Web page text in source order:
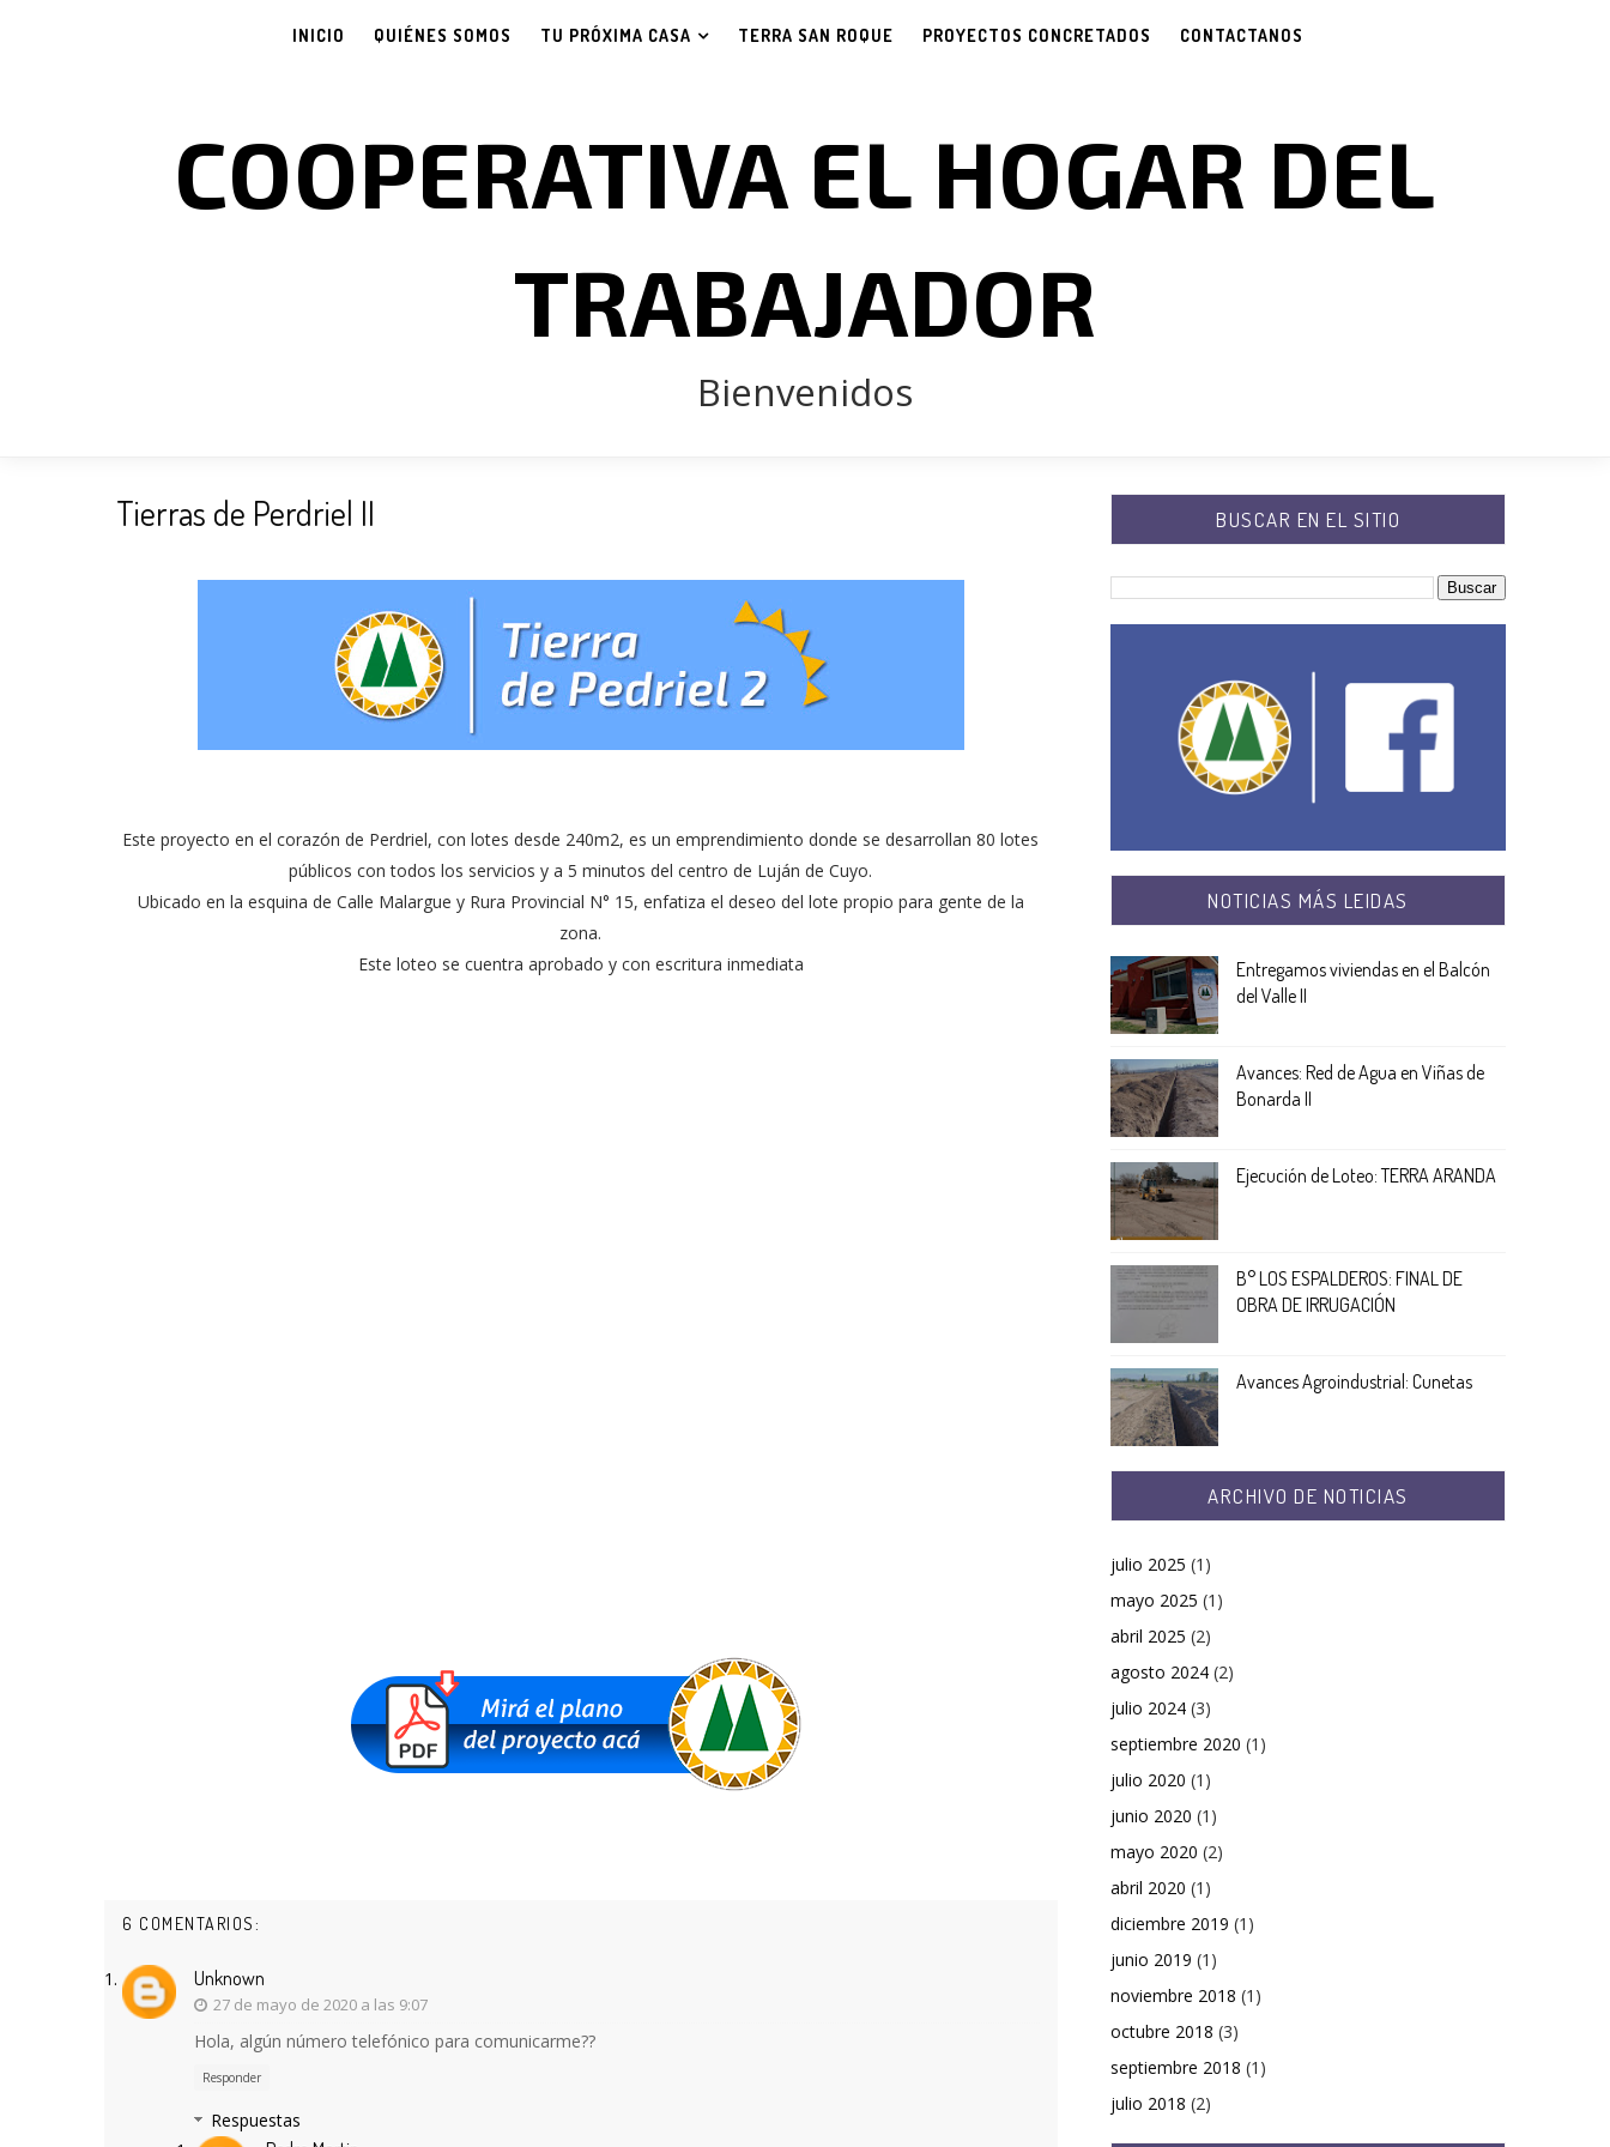
INICIO QUIÉNES SOMOS TU PRÓXIMA CASA TERRA SAN ROQUE PROYECTOS CONCRETADOS CONTACTANOS
COOPERATIVA EL HOGAR DEL
TRABAJADOR
Bienvenidos
Tierras de Perdriel II
Este proyecto en el corazón de Perdriel, con lotes desde 240m2, es un emprendimiento donde se desarrollan 80 lotes
públicos con todos los servicios y a 5 minutos del centro de Luján de Cuyo.
Ubicado en la esquina de Calle Malargue y Rura Provincial N° 15, enfatiza el deseo del lote propio para gente de la
zona.
Este loteo se cuentra aprobado y con escritura inmediata
6 COMENTARIOS:
Unknown
27 de mayo de 2020 a las 9:07
Hola, algún número telefónico para comunicarme??
Responder
Respuestas
BUSCAR EN EL SITIO
NOTICIAS MÁS LEIDAS
Entregamos viviendas en el Balcón
del Valle II
Avances: Red de Agua en Viñas de
Bonarda II
Ejecución de Loteo: TERRA ARANDA
B° LOS ESPALDEROS: FINAL DE
OBRA DE IRRUGACIÓN
Avances Agroindustrial: Cunetas
ARCHIVO DE NOTICIAS
julio 2025 (1)
mayo 2025 (1)
abril 2025 (2)
agosto 2024 (2)
julio 2024 (3)
septiembre 2020 (1)
julio 2020 (1)
junio 2020 (1)
mayo 2020 (2)
abril 2020 (1)
diciembre 2019 (1)
junio 2019 (1)
noviembre 2018 (1)
octubre 2018 (3)
septiembre 2018 (1)
julio 2018 (2)